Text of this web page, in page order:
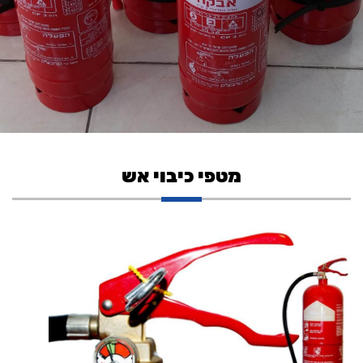
מטפי כיבוי אש